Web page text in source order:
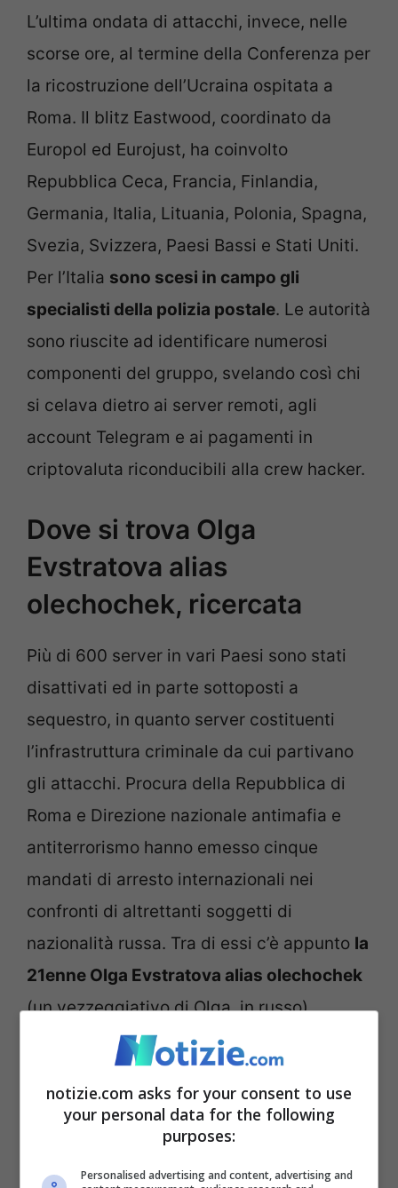
L’ultima ondata di attacchi, invece, nelle
scorse ore, al termine della Conferenza per
la ricostruzione dell’Ucraina ospitata a
Roma. Il blitz Eastwood, coordinato da
Europol ed Eurojust, ha coinvolto
Repubblica Ceca, Francia, Finlandia,
Germania, Italia, Lituania, Polonia, Spagna,
Svezia, Svizzera, Paesi Bassi e Stati Uniti.
Per l’Italia sono scesi in campo gli
specialisti della polizia postale. Le autorità
sono riuscite ad identificare numerosi
componenti del gruppo, svelando così chi
si celava dietro ai server remoti, agli
account Telegram e ai pagamenti in
criptovaluta riconducibili alla crew hacker.
Dove si trova Olga
Evstratova alias
olechochek, ricercata
Più di 600 server in vari Paesi sono stati
disattivati ed in parte sottoposti a
sequestro, in quanto server costituenti
l’infrastruttura criminale da cui partivano
gli attacchi. Procura della Repubblica di
Roma e Direzione nazionale antimafia e
antiterrorismo hanno emesso cinque
mandati di arresto internazionali nei
confronti di altrettanti soggetti di
nazionalità russa. Tra di essi c’è appunto la
21enne Olga Evstratova alias olechochek
(un vezzeggiativo di Olga, in russo),
ricercata con le accuse di fare parte di
un’organizzazione criminale straniera e di
sabotaggio informatico.
notizie.com asks for your consent to use
your personal data for the following
purposes:
Personalised advertising and content, advertising and